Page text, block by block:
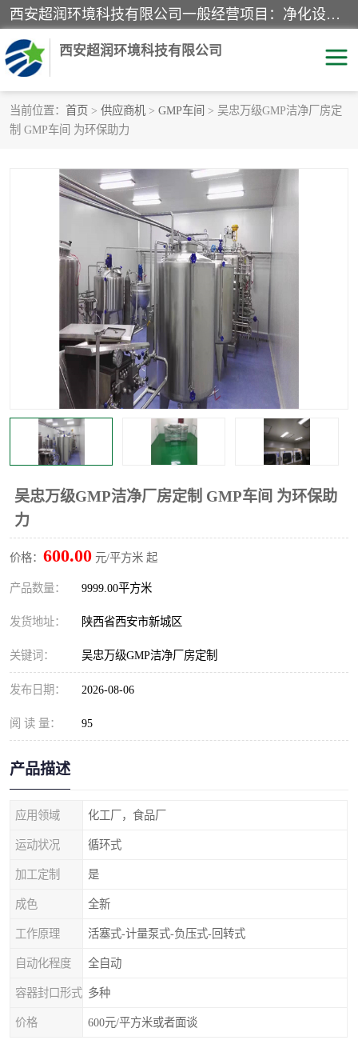
西安超润环境科技有限公司一般经营项目：净化设备、厨房设备、五金机电设备、不锈钢制品、彩钢夹心板、水处理设备的研发、销售；空气净化设备、办公设备、通风设备、建筑材料、金属材料的销售；净化工程、钢结构工程、机电设备工程的设计与施工及技术咨询服务；货物及技术的进出口的业务经营。
西安超润环境科技有限公司
当前位置： 首页 > 供应商机 > GMP车间 > 吴忠万级GMP洁净厂房定
制 GMP车间 为环保助力
吴忠万级GMP洁净厂房定制 GMP车间 为环保助
力
价格： 600.00 元/平方米 起
产品数量： 9999.00平方米
发货地址： 陕西省西安市新城区
关键词： 吴忠万级GMP洁净厂房定制
发布日期： 2026-08-06
阅 读 量： 95
产品描述
应用领域 化工厂，食品厂
运动状况 循环式
加工定制 是
成色 全新
工作原理 活塞式-计量泵式-负压式-回转式
自动化程度 全自动
容器封口形式 多种
价格 600元/平方米或者面谈
洁净手术室
粉尘废气净化 洁净室工程
GMP车间